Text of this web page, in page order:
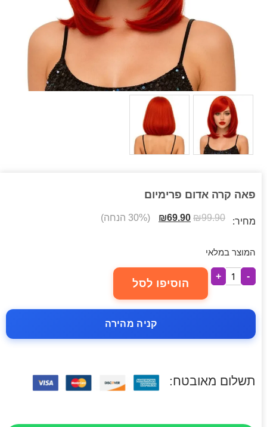
פאה קרה אדום פרימיום
מחיר: ₪99.90
₪69.90 (30% הנחה)
המוצר במלאי
-
+
הוסיפו לסל
קניה מהירה
תשלום מאובטח: